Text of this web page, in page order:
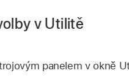
v Utilitě
panelem v okně